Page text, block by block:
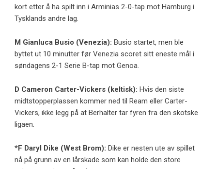
kort etter å ha spilt inn i Arminias 2-0-tap mot Hamburg i
Tysklands andre lag.
M Gianluca Busio (Venezia): Busio startet, men ble
byttet ut 10 minutter før Venezia scoret sitt eneste mål i
søndagens 2-1 Serie B-tap mot Genoa.
D Cameron Carter-Vickers (keltisk): Hvis den siste
midtstopperplassen kommer ned til Ream eller Carter-
Vickers, ikke legg på at Berhalter tar fyren fra den skotske
ligaen.
*F Daryl Dike (West Brom): Dike er nesten ute av spillet
nå på grunn av en lårskade som kan holde den store